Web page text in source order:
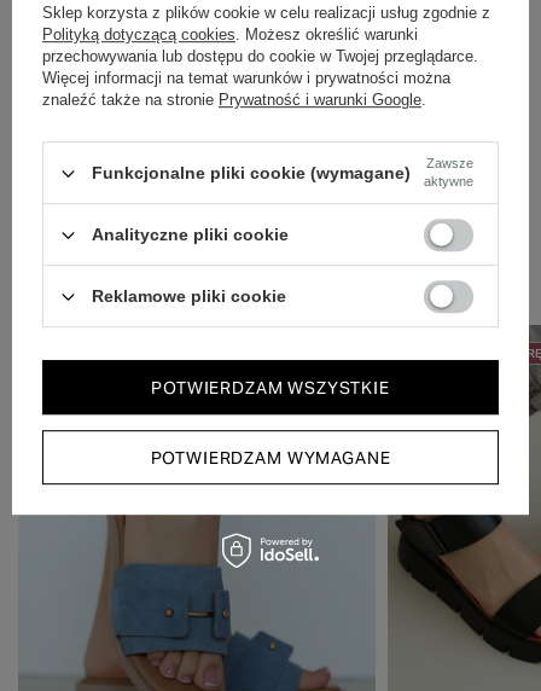
Dbamy o doświadczenie klientów i wysyłamy w 24h.
Zobacz również
50% NA DRUGĄ
Sklep korzysta z plików cookie w celu realizacji usług zgodnie z
Polityką dotyczącą cookies. Możesz określić warunki
przechowywania lub dostępu do cookie w Twojej przeglądarce.
Więcej informacji na temat warunków i prywatności można
znaleźć także na stronie Prywatność i warunki Google.
Funkcjonalne pliki cookie (wymagane)
Zawsze
aktywne
Analityczne pliki cookie
Reklamowe pliki cookie
POTWIERDZAM WYMAGANE
POTWIERDZAM WSZYSTKIE